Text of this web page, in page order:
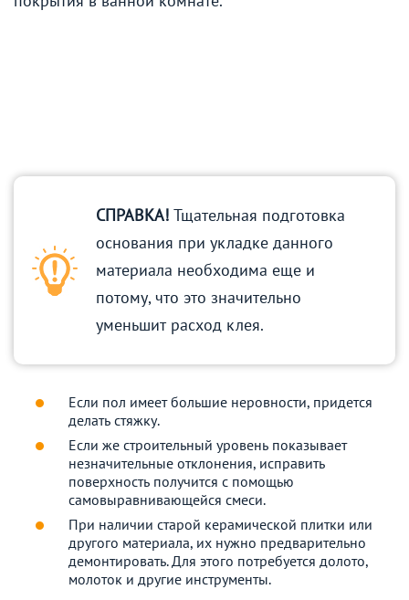
СПРАВКА! Тщательная подготовка
основания при укладке данного
материала необходима еще и
потому, что это значительно
уменьшит расход клея.
Если пол имеет большие неровности, придется
делать стяжку.
Если же строительный уровень показывает
незначительные отклонения, исправить
поверхность получится с помощью
самовыравнивающейся смеси.
При наличии старой керамической плитки или
другого материала, их нужно предварительно
демонтировать. Для этого потребуется долото,
молоток и другие инструменты.